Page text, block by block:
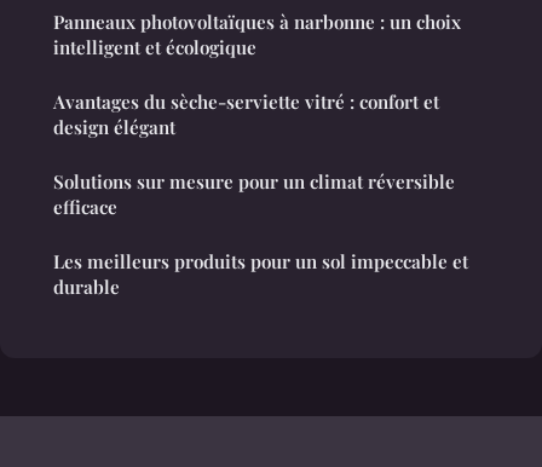
Panneaux photovoltaïques à narbonne : un choix
intelligent et écologique
Avantages du sèche-serviette vitré : confort et
design élégant
Solutions sur mesure pour un climat réversible
efficace
Les meilleurs produits pour un sol impeccable et
durable